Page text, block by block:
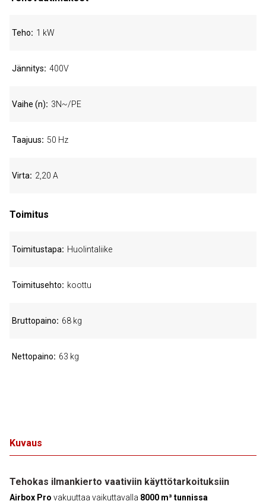
Kuvaus
Tehokas ilmankierto vaativiin käyttötarkoituksiin
Airbox Pro vakuuttaa vaikuttavalla 8000 m³ tunnissa
Teho 1 kW
Jännitys 400V
Vaihe (n) 3N~/PE
Taajuus 50 Hz
Virta 2,20 A
Toimitus
Toimitustapa Huolintaliike
Toimitusehto koottu
Bruttopaino 68 kg
Nettopaino 63 kg